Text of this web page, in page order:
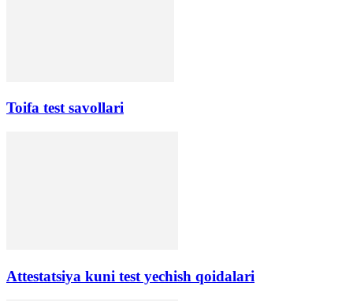
Toifa test savollari
Аttestatsiya kuni test yechish qoidalari